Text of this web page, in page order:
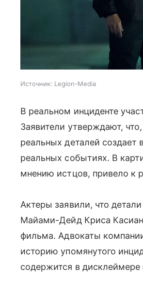
Источник: Legion-Media
В реальном инциденте
Заявители утверждают,
реальных деталей создает
реальных событиях. В
мнению истцов, привело к
Актеры заявили, что
Майами-Дейд Криса
фильма. Адвокаты
историю упомянутого
содержится в